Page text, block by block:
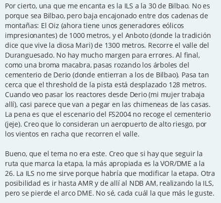
Por cierto, una que me encanta es la ILS a la 30 de Bilbao. No es
porque sea Bilbao, pero baja encajonado entre dos cadenas de
montañas: El Oiz (ahora tiene unos generadores eólicos
impresionantes) de 1000 metros, y el Anboto (donde la tradición
dice que vive la diosa Mari) de 1300 metros. Recorre el valle del
Duranguesado. No hay mucho margen para errores. Al final,
como una broma macabra, pasas rozando los árboles del
cementerio de Derio (donde entierran a los de Bilbao). Pasa tan
cerca que el threshold de la pista está desplazado 128 metros.
Cuando veo pasar los reactores desde Derio (mi mujer trabaja
allí), casi parece que van a pegar en las chimeneas de las casas.
La pena es que el escenario del FS2004 no recoge el cementerio
(jeje). Creo que lo consideran un aeropuerto de alto riesgo, por
los vientos en racha que recorren el valle.
Bueno, que el tema no era este. Creo que si hay que seguir la
ruta que marca la etapa, la más apropiada es la VOR/DME a la
26. La ILS no me sirve porque habría que modificar la etapa. Otra
posibilidad es ir hasta AMR y de allí al NDB AM, realizando la ILS,
pero se pierde el arco DME. No sé, cada cuál la que más le guste.